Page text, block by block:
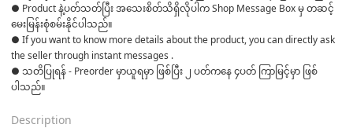
● Product နဲ့ပတ်သတ်ပြီး အသေးစိတ်သိရှိလိုပါက Shop Message Box မှ တဆင့်
မေးမြန်းစုံစမ်းနိုင်ပါသည်။
● If you want to know more details about the product, you can directly ask
the seller through instant messages .
● သတိပြုရန် - Preorder မှာယူရမှာ ဖြစ်ပြီး ၂ ပတ်ကနေ ၄ပတ် ကြာမြင့်မှာ ဖြစ်
ပါသည်။
Description